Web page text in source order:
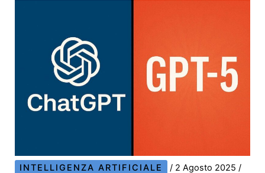
INTELLIGENZA ARTIFICIALE / 2 Agosto 2025/